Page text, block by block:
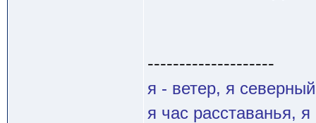
--------------------
я - ветер, я
я час расставанья,